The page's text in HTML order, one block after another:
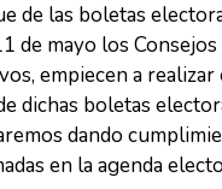
de las boletas
de mayo los
empiecen a
dichas boletas
dando
en la agenda